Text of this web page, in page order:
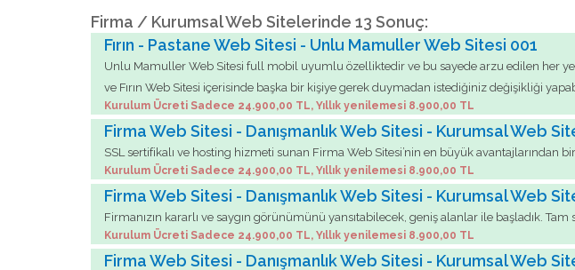
Firma / Kurumsal Web Sitelerinde 13 Sonuç:
Fırın - Pastane Web Sitesi - Unlu Mamuller Web Sitesi 001
Unlu Mamuller Web Sitesi full mobil uyumlu özelliktedir ve bu sayede arzu edilen her
ve Fırın Web Sitesi içerisinde başka bir kişiye gerek duymadan istediğiniz değişikliği
Kurulum Ücreti Sadece 24.900,00 TL, Yıllık yenilemesi 8.900,00 TL
Firma Web Sitesi - Danışmanlık Web Sitesi - Kurumsal Web
SSL sertifikalı ve hosting hizmeti sunan Firma Web Sitesi’nin en büyük avantajlarından
Kurulum Ücreti Sadece 24.900,00 TL, Yıllık yenilemesi 8.900,00 TL
Firma Web Sitesi - Danışmanlık Web Sitesi - Kurumsal Web
Firmanızın kararlı ve saygın görünümünü yansıtabilecek, geniş alanlar ile başladık.
Kurulum Ücreti Sadece 24.900,00 TL, Yıllık yenilemesi 8.900,00 TL
Firma Web Sitesi - Danışmanlık Web Sitesi - Kurumsal Web